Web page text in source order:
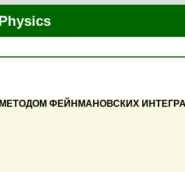
ФЕЙНМАНОВСКИХ